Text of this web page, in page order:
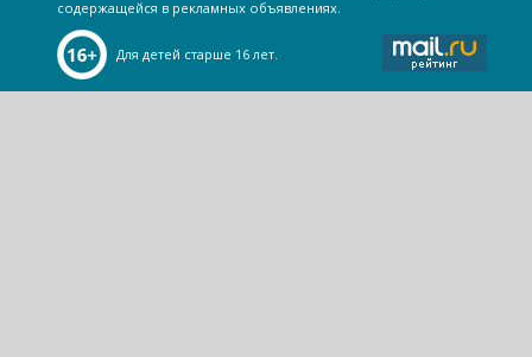
содержащейся в рекламных объявлениях.
Для детей старше 16 лет.